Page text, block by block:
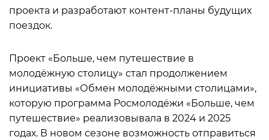
проекта и разработают контент-планы будущих
поездок.
Проект «Больше, чем путешествие в
молодёжную столицу» стал продолжением
инициативы «Обмен молодёжными столицами»,
которую программа Росмолодёжи «Больше, чем
путешествие» реализовывала в 2024 и 2025
годах. В новом сезоне возможность отправиться